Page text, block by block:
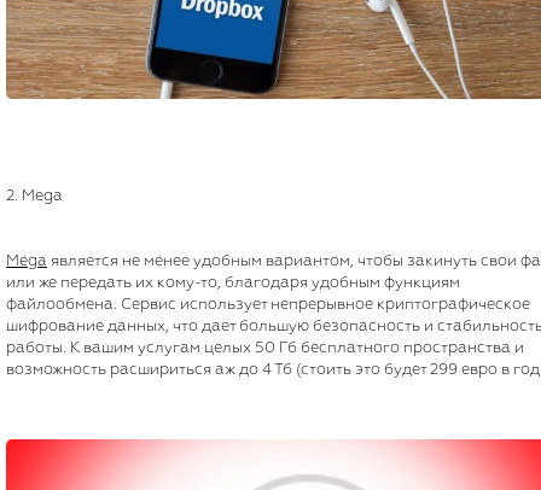
2. Mega
Mega является не менее удобным вариантом, чтобы закинуть свои
или же передать их кому-то, благодаря удобным функциям
файлообмена. Сервис использует непрерывное криптографическое
шифрование данных, что дает большую безопасность и
работы. К вашим услугам целых 50 Гб бесплатного пространства и
возможность расшириться аж до 4 Тб (стоить это будет 299 евро в